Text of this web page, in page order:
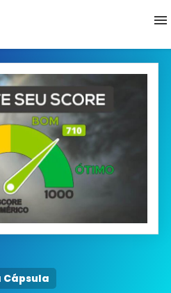
Cápsula